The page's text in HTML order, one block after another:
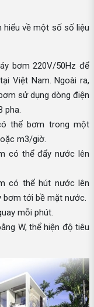
hiểu về một số số liệu
bơm 220V/50Hz để
Việt Nam. Ngoài ra,
sử dụng dòng điện
pha.
thể bơm trong một
m3/giờ.
có thể đẩy nước lên
có thể hút nước lên
bơm tới bề mặt nước.
mỗi phút.
W, thể hiện độ tiêu